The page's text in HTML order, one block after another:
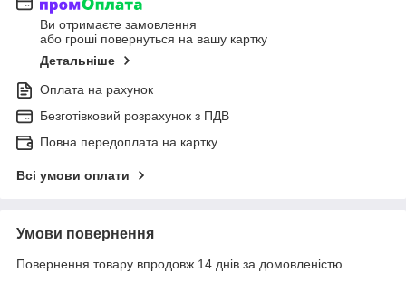
Ви отримаєте замовлення
або гроші повернуться на вашу картку
Детальніше
Оплата на рахунок
Безготівковий розрахунок з ПДВ
Повна передоплата на картку
Всі умови оплати
Умови повернення
Повернення товару впродовж 14 днів за домовленістю